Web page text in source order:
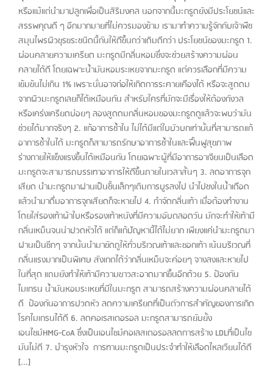
หรือแม้แต่นำมาปลูกเพื่อเป็นสิริมงคล นอกจากนี้มะกรูดยังมีประโยชน์และ
สรรพคุณดี ๆ อีกมากมายที่ไม่ควรมองข้าม เรามาทำความรู้จักกับเจ้าพืช
สมุนไพรผิวขุรขระชนิดนี้กันให้ดีขึ้นกว่าเดิมดีกว่า ประโยชน์ของมะกรูด 1.
ผ่อนคลายความเครียด มะกรูดมีกลิ่นหอมซึ่งจะช่วยสร้างความผ่อน
คลายได้ดี โดยเฉพาะน้ำมันหอมระเหยจากมะกรูด แต่ควรเลือกที่มีความ
เข้มข้นไม่เกิน 1% เพราะนั่นอาจก่อให้เกิดการระคายเคืองได้ หรือจะสูดดม
จากผิวมะกรูดเลยก็ได้เหมือนกัน สำหรับใครที่มักจะมีเรื่องให้ต้องกังวล
หรือเคร่งเครียดบ่อยๆ ลองสูดดมกลิ่นหอมของมะกรูดดูแล้วจะพบว่ามัน
ช่วยได้มากจริงๆ 2. แก้อาการช้ำใน ไม่ได้มีแต่ใบบัวบกเท่านั้นที่สามารถแก้
อาการช้ำในได้ มะกรูดก็สามารถรักษาอาการช้ำในและฟื้นฟูสุขภาพ
ร่างกายให้แข็งแรงขึ้นได้เหมือนกัน โดยเฉพาะผู้ที่มีอาการอาเจียนเป็นเลือด
มะกรูดจะสามารถบรรเทาอาการให้ดีขึ้นภายในเวลาสั้นๆ 3. ลดอาการจุก
เสียด นำมะกรูดมาฝานเป็นชิ้นเล็กๆเติมการบูรลงไป นำไปชงในน้ำเดือด
แล้วนำมาดื่มอาการจุกเสียดก็จะหายไป 4. กำจัดกลิ่นเท้า เมื่อต้องทำงาน
โดยใส่รองเท้าผ้าใบหรือรองเท้าหนังที่มีความอับตลอดวัน มักจะทำให้เท้ามี
กลิ่นเหม็นจนน่าปวดหัวได้ แต่ก็แก้ปัญหานี้ได้ไม่ยาก เพียงแค่นำมะกรูดมา
ฝานเป็นซีกๆ จากนั้นนำมาขัดถูให้ทั่วบริเวณเท้าและซอกเท้า เน้นบริเวณที่
กลิ่นแรงมากเป็นพิเศษ สังเกตได้ว่ากลิ่นเหม็นจะค่อยๆ จางลงและหายไป
ในที่สุด แถมยังทำให้เท้ามีความขาวสะอาดมากขึ้นอีกด้วย 5. ป้องกัน
ไมเกรน น้ำมันหอมระเหยที่มีในมะกรูด สามารถสร้างความผ่อนคลายได้
ดี ป้องกันอาการปวดหัว ลดความเครียดที่เป็นตัวการสำคัญของการเกิด
โรคไมเกรนได้ดี 6. ลดคอเรสเตอรอล มะกรูดสามารถยับยั้ง
เอนไซม์HMG-CoA ซึ่งเป็นเอนไซม์คอเลสเตอรอลลดการสร้าง LDLที่เป็นไข
มันไม่ดี 7. บำรุงหัวใจ การทานมะกรูดเป็นประจำทำให้เลือดไหลเวียนได้ดี
[...]